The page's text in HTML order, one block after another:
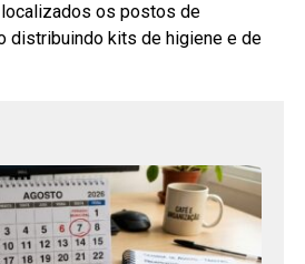
os postos de
distribuindo kits de higiene e de